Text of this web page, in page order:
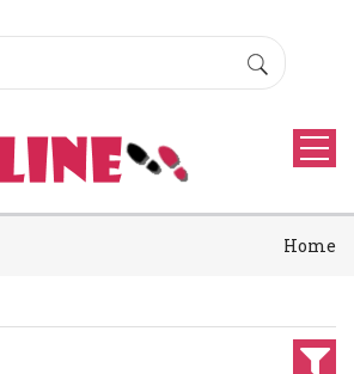
Home